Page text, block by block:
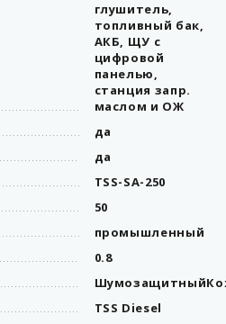
глушитель,
топливный бак,
АКБ, ЩУ с
цифровой
панелью,
станция запр.
маслом и ОЖ
да
да
TSS-SA-250
50
промышленный
0.8
TSS Diesel